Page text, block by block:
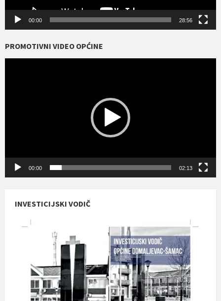
00:00 28:56
PROMOTIVNI VIDEO OPĆINE
00:00 02:13
INVESTICIJSKI VODIČ